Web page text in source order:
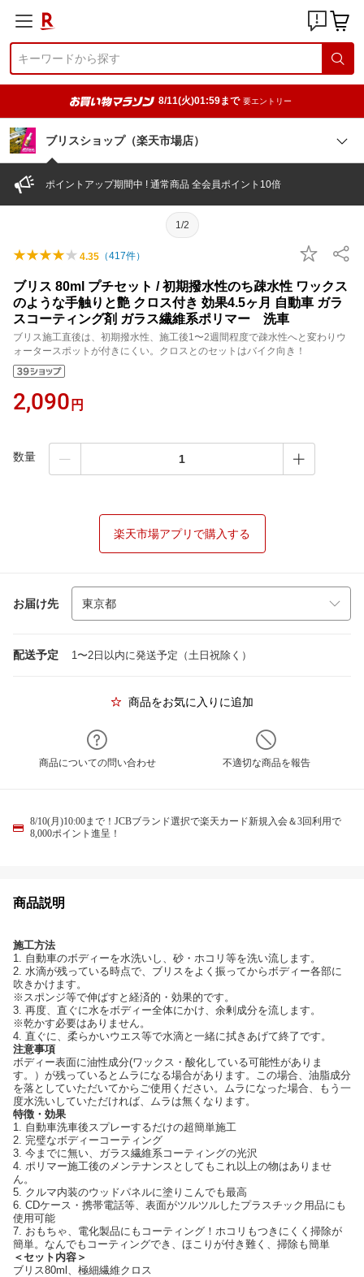
8/11(火)01:59まで 要エントリー
ブリスショップ（楽天市場店）
ポイントアップ期間中 ! 通常商品 全会員ポイント10倍
1/2
4.35 （417件）
ブリス 80ml プチセット / 初期撥水性のち疎水性 ワックス
のような手触りと艶 クロス付き 効果4.5ヶ月 自動車 ガラ
スコーティング剤 ガラス繊維系ポリマー 洗車
ブリス施工直後は、初期撥水性、施工後1〜2週間程度で疎水性へと変わりウ
ォータースポットが付きにくい。クロスとのセットはバイク向き！
2,090 円
数量
楽天市場アプリで購入する
お届け先
配送予定 1〜2日以内に発送予定（土日祝除く）
商品をお気に入りに追加
商品についての問い合わせ 不適切な商品を報告
8/10(月)10:00まで！JCBブランド選択で楽天カード新規入会＆3回利用で
8,000ポイント進呈！
商品説明
施工方法
1. 自動車のボディーを水洗いし、砂・ホコリ等を洗い流します。
2. 水滴が残っている時点で、ブリスをよく振ってからボディー各部に
吹きかけます。
※スポンジ等で伸ばすと経済的・効果的です。
3. 再度、直ぐに水をボディー全体にかけ、余剰成分を流します。
※乾かす必要はありません。
4. 直ぐに、柔らかいウエス等で水滴と一緒に拭きあげて終了です。
注意事項
ボディー表面に油性成分(ワックス・酸化している可能性がありま
す。）が残っているとムラになる場合があります。この場合、油脂成分
を落としていただいてからご使用ください。ムラになった場合、もう一
度水洗いしていただければ、ムラは無くなります。
特徴・効果
1. 自動車洗車後スプレーするだけの超簡単施工
2. 完璧なボディーコーティング
3. 今までに無い、ガラス繊維系コーティングの光沢
4. ポリマー施工後のメンテナンスとしてもこれ以上の物はありませ
ん。
5. クルマ内装のウッドパネルに塗りこんでも最高
6. CDケース・携帯電話等、表面がツルツルしたプラスチック用品にも
使用可能
7. おもちゃ、電化製品にもコーティング！ホコリもつきにくく掃除が
簡単。なんでもコーティングでき、ほこりが付き難く、掃除も簡単
＜セット内容＞
ブリス80ml、極細繊維クロス